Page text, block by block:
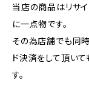
当店の商品はリサ
に一点物です。
その為店舗でも同
ド決済をして頂い
す。